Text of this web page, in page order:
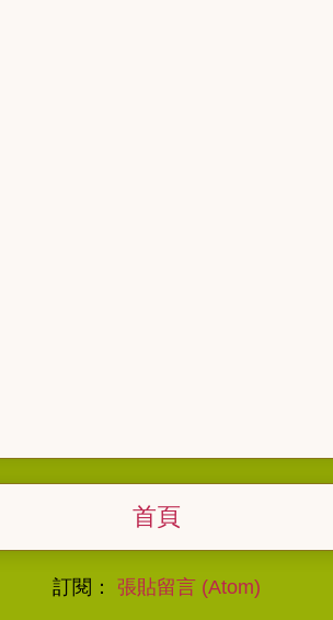
首頁
訂閱： 張貼留言 (Atom)